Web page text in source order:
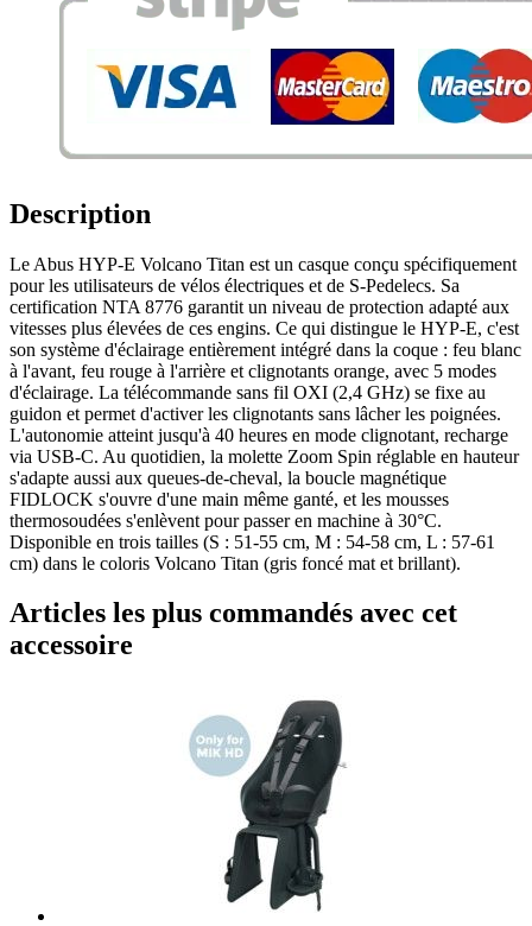
Description
Le Abus HYP-E Volcano Titan est un casque conçu spécifiquement
pour les utilisateurs de vélos électriques et de S-Pedelecs. Sa
certification NTA 8776 garantit un niveau de protection adapté aux
vitesses plus élevées de ces engins. Ce qui distingue le HYP-E, c'est
son système d'éclairage entièrement intégré dans la coque : feu blanc
à l'avant, feu rouge à l'arrière et clignotants orange, avec 5 modes
d'éclairage. La télécommande sans fil OXI (2,4 GHz) se fixe au
guidon et permet d'activer les clignotants sans lâcher les poignées.
L'autonomie atteint jusqu'à 40 heures en mode clignotant, recharge
via USB-C. Au quotidien, la molette Zoom Spin réglable en hauteur
s'adapte aussi aux queues-de-cheval, la boucle magnétique
FIDLOCK s'ouvre d'une main même ganté, et les mousses
thermosoudées s'enlèvent pour passer en machine à 30°C.
Disponible en trois tailles (S : 51-55 cm, M : 54-58 cm, L : 57-61
cm) dans le coloris Volcano Titan (gris foncé mat et brillant).
Articles les plus commandés avec cet
accessoire